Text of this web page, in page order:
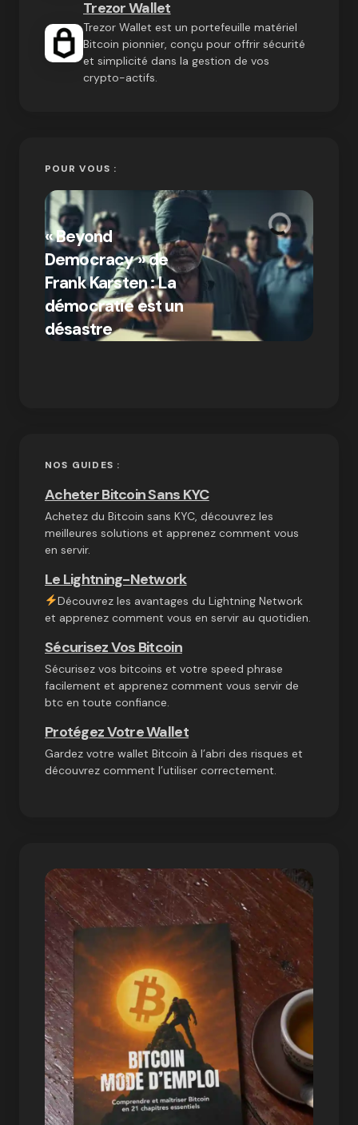
Trezor Wallet
Trezor Wallet est un portefeuille matériel
Bitcoin pionnier, conçu pour offrir sécurité
et simplicité dans la gestion de vos
crypto-actifs.
POUR VOUS :
« Beyond
Democracy » de
Frank Karsten : La
démocratie est un
désastre
par Ines Aissani
on 03/10/2024
NOS GUIDES :
Acheter Bitcoin Sans KYC
Achetez du Bitcoin sans KYC, découvrez les
meilleures solutions et apprenez comment vous
en servir.
Le Lightning-Network
Découvrez les avantages du Lightning Network
et apprenez comment vous en servir au quotidien.
Sécurisez Vos Bitcoin
Sécurisez vos bitcoins et votre speed phrase
facilement et apprenez comment vous servir de
btc en toute confiance.
Protégez Votre Wallet
Gardez votre wallet Bitcoin à l’abri des risques et
découvrez comment l’utiliser correctement.